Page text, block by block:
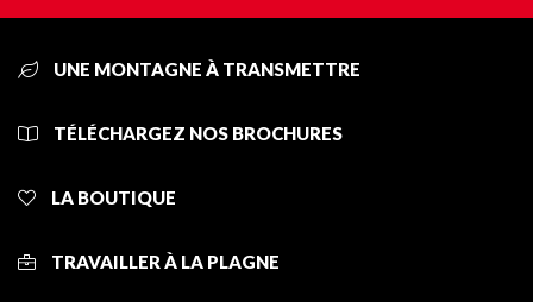
UNE MONTAGNE À TRANSMETTRE
TÉLÉCHARGEZ NOS BROCHURES
LA BOUTIQUE
TRAVAILLER À LA PLAGNE